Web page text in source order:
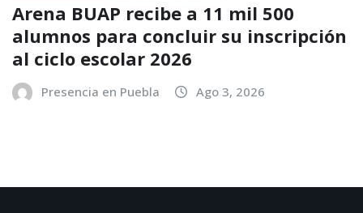
Arena BUAP recibe a 11 mil 500
alumnos para concluir su inscripción
al ciclo escolar 2026
Presencia en Puebla Ago 3, 2026